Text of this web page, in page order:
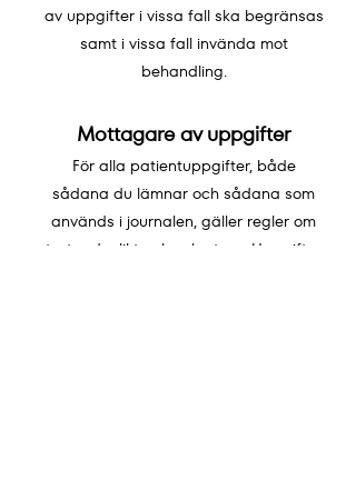
av uppgifter i vissa fall ska begränsas
samt i vissa fall invända mot
behandling.
Mottagare av uppgifter
För alla patientuppgifter, både
sådana du lämnar och sådana som
används i journalen, gäller regler om
tystnadsplikt och sekretess. Uppgifter